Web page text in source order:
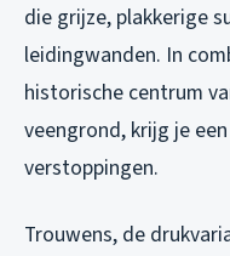
die grijze, plakkerige
leidingwanden. In
historische centrum
veengrond, krijg je
verstoppingen.
Trouwens, de